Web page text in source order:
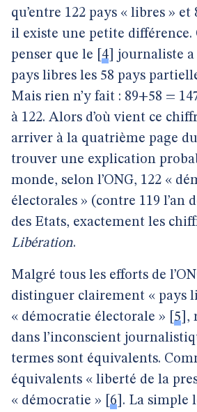
qu’entre 122 pays « libres » et
il existe une petite
penser que le
4
journaliste a
pays libres les 58 pays
Mais rien n’y fait : 89+58 =
à 122. Alors d’où vient ce
arriver à la quatrième page
trouver une explication
monde, selon l’ONG, 122 «
électorales » (contre 119 l’an
des Etats, exactement les
Libération.
Malgré tous les efforts de
distinguer clairement « pays
« démocratie électorale »
5 ,
dans l’inconscient
termes sont équivalents.
équivalents « liberté de la
« démocratie »
6 . La simple